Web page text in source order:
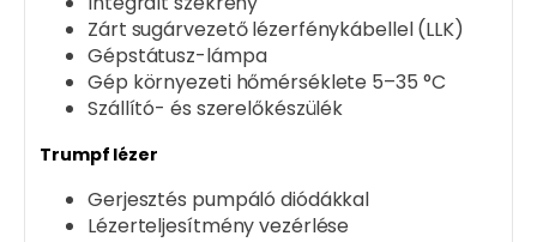
Zárt sugárvezető lézerfénykábellel (LLK)
Gépstátusz-lámpa
Gép környezeti hőmérséklete 5–35 °C
Szállító- és szerelőkészülék
Trumpf lézer
Gerjesztés pumpáló diódákkal
Lézerteljesítmény vezérlése